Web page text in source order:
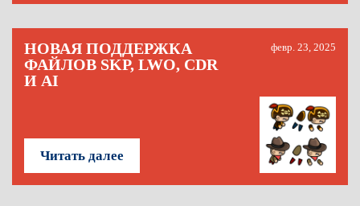
НОВАЯ ПОДДЕРЖКА
ФАЙЛОВ SKP, LWO, CDR
И AI
февр. 23, 2025
Читать далее